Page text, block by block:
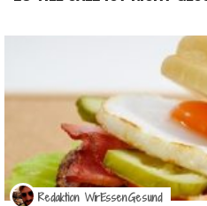
Redaktion WirEssenGesund